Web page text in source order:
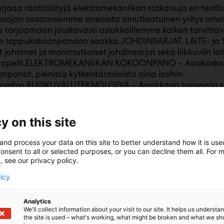
räätälöityjä elektromekaniikan ratkaisuja eri
osaamisemme ansioista ainutlaatuinen yritys
tarjoamaan joustavasti asiakkaillemme kaiken
loppukokoonpanoon saakka.JOHDINSARJAT, LAITE- ja
johtimet ja monimutkaiset johdinsarjat sekä liikkuviin
KOKOONPANO –
pienistä kytkentärasioista aina isoihin
– Asiakkaan tarpeisiin
sekä taloautomaatio- ja
on this site
process your data on this site to better understand how it is
to all or selected purposes, or you can decline them all. For
see our privacy policy.
Analytics
We'll collect information about your visit to our site. It helps us
the site is used – what's working, what might be broken and what we